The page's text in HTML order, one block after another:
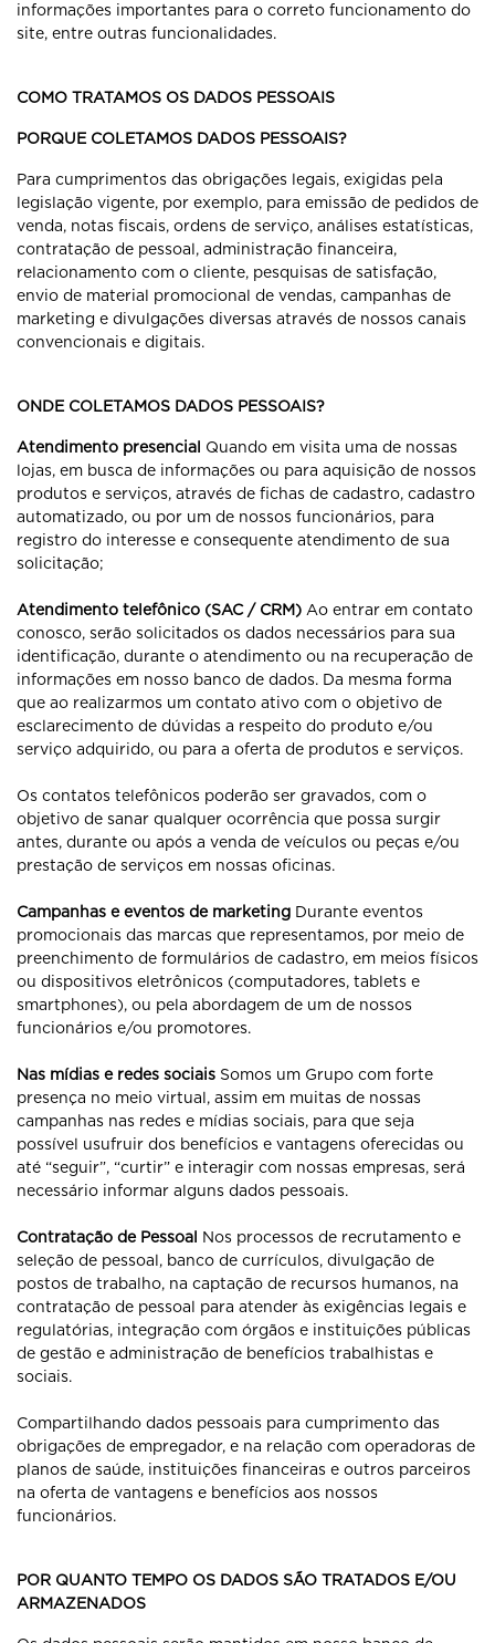
informações importantes para o correto funcionamento do
site, entre outras funcionalidades.
COMO TRATAMOS OS DADOS PESSOAIS
PORQUE COLETAMOS DADOS PESSOAIS?
Para cumprimentos das obrigações legais, exigidas pela
legislação vigente, por exemplo, para emissão de pedidos de
venda, notas fiscais, ordens de serviço, análises estatísticas,
contratação de pessoal, administração financeira,
relacionamento com o cliente, pesquisas de satisfação,
envio de material promocional de vendas, campanhas de
marketing e divulgações diversas através de nossos canais
convencionais e digitais.
ONDE COLETAMOS DADOS PESSOAIS?
Atendimento presencial Quando em visita uma de nossas
lojas, em busca de informações ou para aquisição de nossos
produtos e serviços, através de fichas de cadastro, cadastro
automatizado, ou por um de nossos funcionários, para
registro do interesse e consequente atendimento de sua
solicitação;
Atendimento telefônico (SAC / CRM) Ao entrar em contato
conosco, serão solicitados os dados necessários para sua
identificação, durante o atendimento ou na recuperação de
informações em nosso banco de dados. Da mesma forma
que ao realizarmos um contato ativo com o objetivo de
esclarecimento de dúvidas a respeito do produto e/ou
serviço adquirido, ou para a oferta de produtos e serviços.
Os contatos telefônicos poderão ser gravados, com o
objetivo de sanar qualquer ocorrência que possa surgir
antes, durante ou após a venda de veículos ou peças e/ou
prestação de serviços em nossas oficinas.
Campanhas e eventos de marketing Durante eventos
promocionais das marcas que representamos, por meio de
preenchimento de formulários de cadastro, em meios físicos
ou dispositivos eletrônicos (computadores, tablets e
smartphones), ou pela abordagem de um de nossos
funcionários e/ou promotores.
Nas mídias e redes sociais Somos um Grupo com forte
presença no meio virtual, assim em muitas de nossas
campanhas nas redes e mídias sociais, para que seja
possível usufruir dos benefícios e vantagens oferecidas ou
até “seguir”, “curtir” e interagir com nossas empresas, será
necessário informar alguns dados pessoais.
Contratação de Pessoal Nos processos de recrutamento e
seleção de pessoal, banco de currículos, divulgação de
postos de trabalho, na captação de recursos humanos, na
contratação de pessoal para atender às exigências legais e
regulatórias, integração com órgãos e instituições públicas
de gestão e administração de benefícios trabalhistas e
sociais.
Compartilhando dados pessoais para cumprimento das
obrigações de empregador, e na relação com operadoras de
planos de saúde, instituições financeiras e outros parceiros
na oferta de vantagens e benefícios aos nossos
funcionários.
POR QUANTO TEMPO OS DADOS SÃO TRATADOS E/OU
ARMAZENADOS